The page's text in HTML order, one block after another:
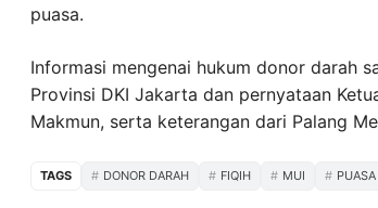
puasa.
Informasi mengenai hukum donor darah
Provinsi DKI Jakarta dan pernyataan
Makmun, serta keterangan dari Palang
TAGS DONOR DARAH FIQIH MUI PUASA